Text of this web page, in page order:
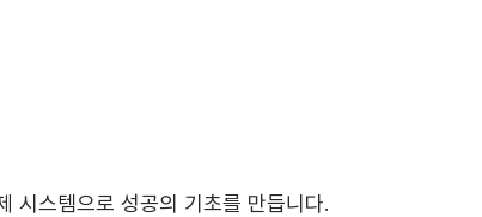
시스템으로 성공의 기초를 만듭니다.